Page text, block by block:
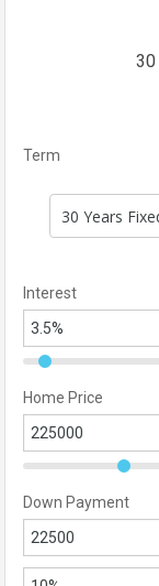
30
Term
Interest
Home Price
Down Payment